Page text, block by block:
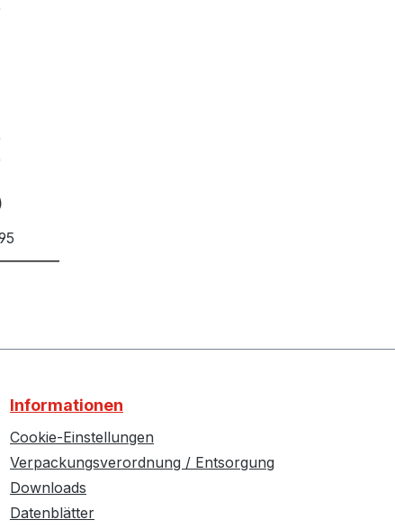
Informationen
Cookie-Einstellungen
Verpackungsverordnung / Entsorgung
Downloads
Datenblätter